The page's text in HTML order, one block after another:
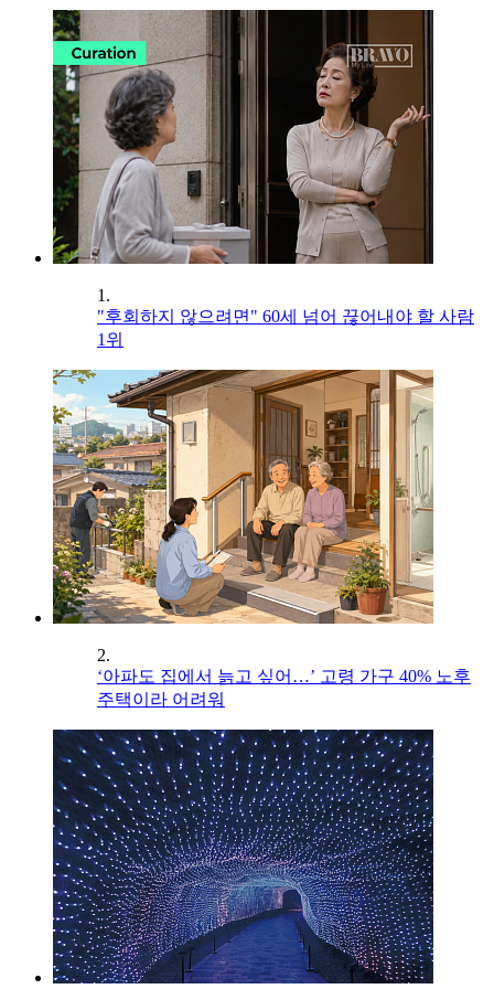
1.
"후회하지 않으려면" 60세 넘어 끊어내야 할 사람
1위
2.
‘아파도 집에서 늙고 싶어…’ 고령 가구 40% 노후
주택이라 어려워